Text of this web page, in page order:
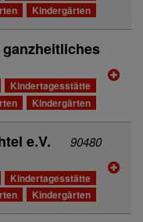
Kindergärten
Kindertagesstätte
Kindergärten
e.V.
90480
Kindertagesstätte
Kindergärten